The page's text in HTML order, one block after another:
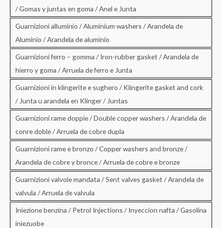
/ Gomas y juntas en goma / Anel e Junta
Guarnizioni alluminio / Aluminium washers / Arandela de
Aluminio / Arandela de aluminio
Guarnizioni ferro – gomma / Iron-rubber gasket / Arandela de
hierro y goma / Arruela de ferro e Junta
Guarnizioni in klingerite e sughero / Klingerite gasket and cork
/ Junta u arandela en Klinger / Juntas
Guarnizioni rame doppie / Double copper washers / Arandela de
conre doble / Arruela de cobre dupla
Guarnizioni rame e bronzo / Copper washers and bronze /
Arandela de cobre y bronce / Arruela de cobre e bronze
Guarnizioni valvole mandata / Sent valves gasket / Arandela de
valvula / Arruela de valvula
Iniezione benzina / Petrol Injections / Inyeccion nafta / Gasolina
iniezuobe